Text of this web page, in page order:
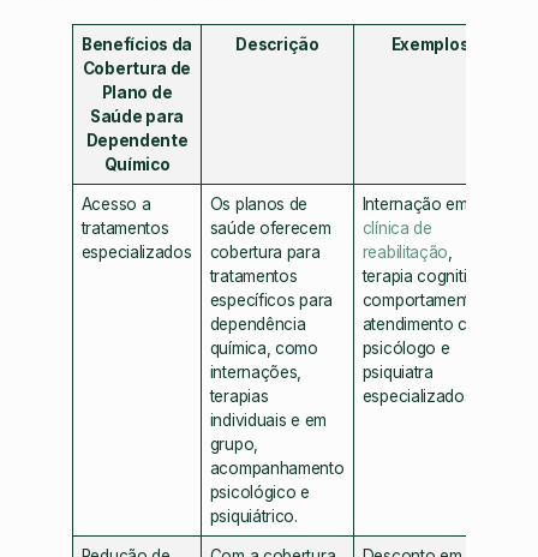
Benefícios da
Cobertura de
Plano de
Saúde para
Dependente
Químico
Descrição Exemplos
Acesso a
tratamentos
especializados
Os planos de
saúde oferecem
cobertura para
tratamentos
específicos para
dependência
química, como
internações,
terapias
individuais e em
grupo,
acompanhamento
psicológico e
psiquiátrico.
Internação em
clínica de
reabilitação,
terapia cognitivo-
comportamental,
atendimento com
psicólogo e
psiquiatra
especializados.